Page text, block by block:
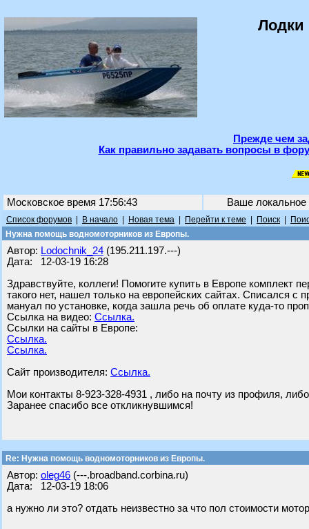
Лодки
Прежде чем
Как правильно задавать вопросы в
Московское время 17:56:43 Ваше
Список форумов В начало Новая тема Перейти к теме Поиск
Нужна помощь водномоторников из Европы.
Автор: Lodochnik_24 (195.211.197.---)
Дата: 12-03-19 16:28
Здравствуйте, коллеги! Помогите купить в Европе комплект
такого нет, нашел только на европейских сайтах. Списался с
мануал по установке, когда зашла речь об оплате куда-то
Ссылка на видео: Ссылка.
Ссылки на сайты в Европе:
Ссылка.
Ссылка.
Сайт производителя: Ссылка.
Мои контакты 8-923-328-4931 , либо на почту из профиля,
Заранее спасибо все откликнувшимся!
Re: Нужна помощь водномоторников из Европы.
Автор: oleg46 (---.broadband.corbina.ru)
Дата: 12-03-19 18:06
а нужно ли это? отдать неизвестно за что пол стоимости